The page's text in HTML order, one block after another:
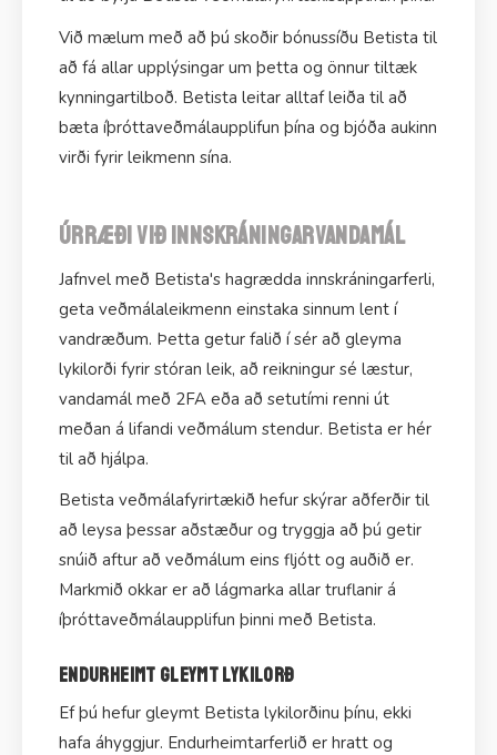
Við mælum með að þú skoðir bónussíðu Betista til
að fá allar upplýsingar um þetta og önnur tiltæk
kynningartilboð. Betista leitar alltaf leiða til að
bæta íþróttaveðmálaupplifun þína og bjóða aukinn
virði fyrir leikmenn sína.
Úrræði við innskráningarvandamál
Jafnvel með Betista's hagrædda innskráningarferli,
geta veðmálaleikmenn einstaka sinnum lent í
vandræðum. Þetta getur falið í sér að gleyma
lykilorði fyrir stóran leik, að reikningur sé læstur,
vandamál með 2FA eða að setutími renni út
meðan á lifandi veðmálum stendur. Betista er hér
til að hjálpa.
Betista veðmálafyrirtækið hefur skýrar aðferðir til
að leysa þessar aðstæður og tryggja að þú getir
snúið aftur að veðmálum eins fljótt og auðið er.
Markmið okkar er að lágmarka allar truflanir á
íþróttaveðmálaupplifun þinni með Betista.
Endurheimt gleymt lykilorð
Ef þú hefur gleymt Betista lykilorðinu þínu, ekki
hafa áhyggjur. Endurheimtarferlið er hratt og